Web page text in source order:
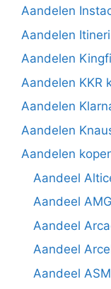
Aandelen
Aandelen
Aandelen
Aandelen KKR
Aandelen
Aandelen
Aandelen
Aandeel
Aandeel AMG
Aandeel
Aandeel
Aandeel